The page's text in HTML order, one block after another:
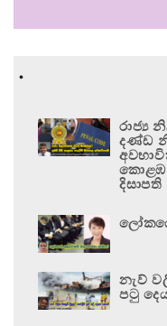
.
රාජ්‍ය
දණ්ඩ
දිසාපති
නැව්
පටු